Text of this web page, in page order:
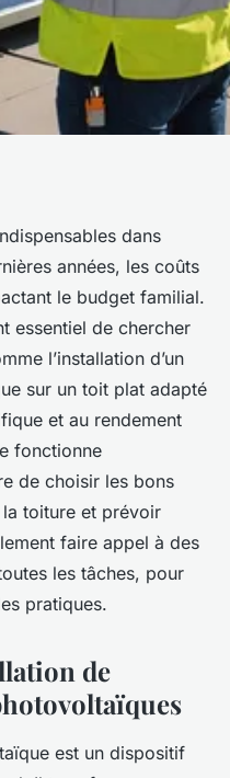
toit plat :
votre projet
de lecture
dans
années, les coûts
le budget familial.
essentiel de chercher
l’installation d’un
sur un toit plat adapté
et au rendement
fonctionne
de choisir les bons
toiture et prévoir
faire appel à des
les tâches, pour
pratiques.
de
est un dispositif